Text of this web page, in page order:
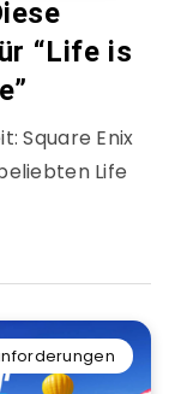
“Life is
Square Enix
Life